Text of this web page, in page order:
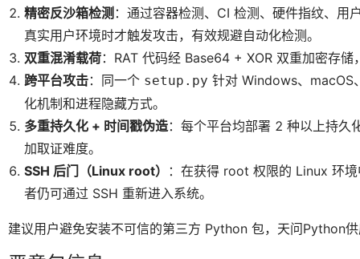
精密反沙箱检测 ：通过容器检测、CI 检测、硬件指纹、用
真实用户环境时才触发攻击，有效规避自动化检测。
双重混淆载荷：RAT 代码经 Base64 + XOR 双重加密存储
跨平台攻击：同一个 setup.py 针对 Windows、macOS
化机制和进程隐藏方式。
多重持久化 + 时间戳伪造：每个平台均部署 2 种以上持久
加取证难度。
SSH 后门（Linux root）
：在获得 root 权限的 Linux 环
者仍可通过 SSH 重新进入系统。
建议用户避免安装不可信的第三方 Python 包，天问Python